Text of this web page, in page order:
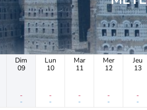
Dim
09
-
-
Lun
10
-
-
Mar
11
-
-
Mer
12
-
-
Jeu
13
-
-